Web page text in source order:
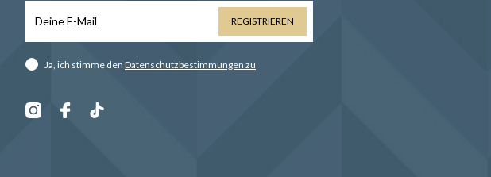
REGISTRIEREN
Ja, ich stimme den Datenschutzbestimmungen zu